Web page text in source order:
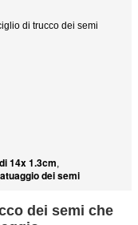
di trucco dei semi
14x 1.3cm,
dei semi
dei semi che